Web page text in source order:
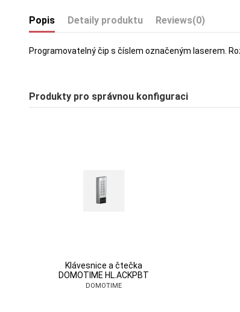
Popis Detaily produktu Reviews(0)
Programovatelný čip s číslem označeným laserem.
Produkty pro správnou konfiguraci
Klávesnice a čtečka
DOMOTIME HL.ACKPBT
DOMOTIME